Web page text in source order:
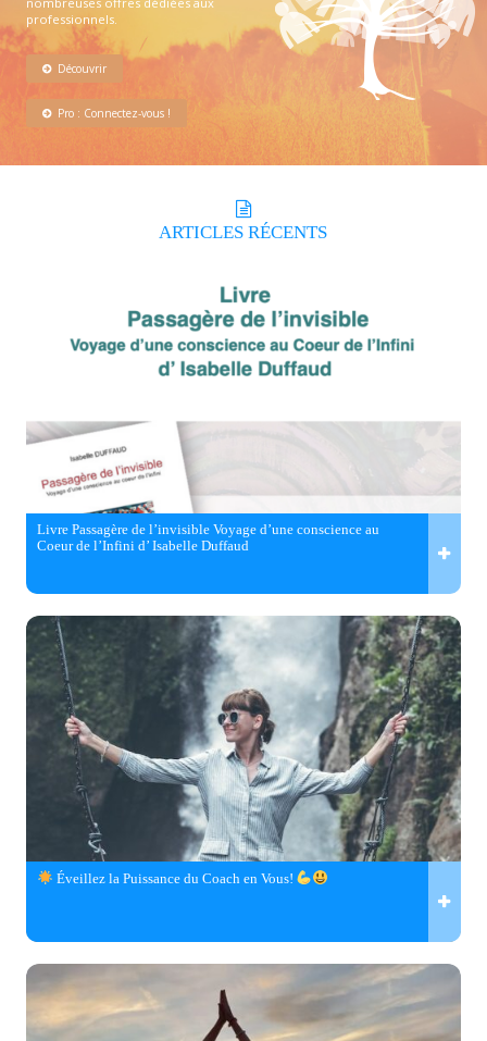
professionnels.
Découvrir
Pro : Connectez-vous !
ARTICLES RÉCENTS
Livre Passagère de l’invisible Voyage d’une conscience au
Coeur de l’Infini d’ Isabelle Duffaud
Éveillez la Puissance du Coach en Vous!